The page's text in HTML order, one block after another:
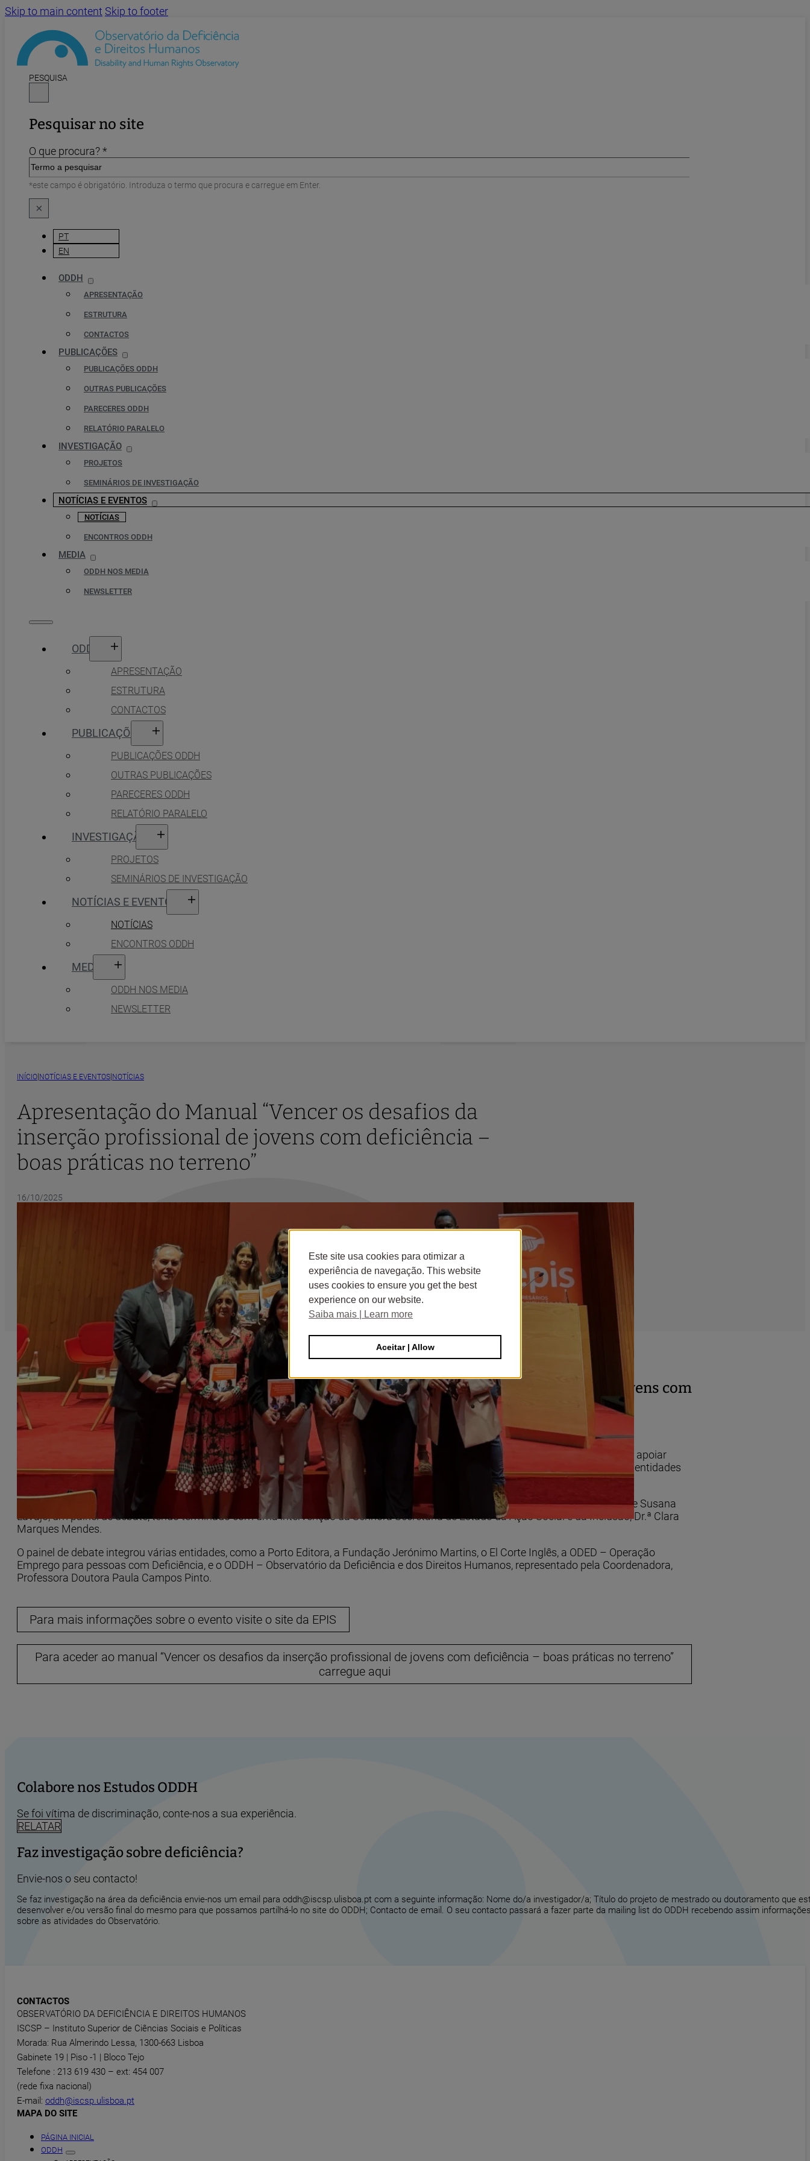
Skip to main content Skip to footer
PESQUISA
Pesquisar no site
O que procura? *
*este campo é obrigatório. Introduza o termo que procura e carregue em Enter.
×
PT
EN
ODDH
APRESENTAÇÃO
ESTRUTURA
CONTACTOS
PUBLICAÇÕES
PUBLICAÇÕES ODDH
OUTRAS PUBLICAÇÕES
PARECERES ODDH
RELATÓRIO PARALELO
INVESTIGAÇÃO
PROJETOS
SEMINÁRIOS DE INVESTIGAÇÃO
NOTÍCIAS E EVENTOS
NOTÍCIAS
ENCONTROS ODDH
MEDIA
ODDH NOS MEDIA
NEWSLETTER
ODDH
APRESENTAÇÃO
ESTRUTURA
CONTACTOS
PUBLICAÇÕES
PUBLICAÇÕES ODDH
OUTRAS PUBLICAÇÕES
PARECERES ODDH
RELATÓRIO PARALELO
INVESTIGAÇÃO
PROJETOS
SEMINÁRIOS DE INVESTIGAÇÃO
NOTÍCIAS E EVENTOS
NOTÍCIAS
ENCONTROS ODDH
MEDIA
ODDH NOS MEDIA
NEWSLETTER
INÍCIO| NOTÍCIAS E EVENTOS| NOTÍCIAS
Apresentação do Manual “Vencer os desafios da
inserção profissional de jovens com deficiência –
boas práticas no terreno”
16/10/2025
No passado dia 29 de setembro, o manual “Vencer os desafios da inserção profissional de jovens com
deficiência – boas práticas no terreno” foi apresentado, pela EPIS, na Culturgest.
Este manual constitui um guia que reúne estratégias implementadas no terreno, casos reais e recomendações objetivas, que visam apoiar
empregadores públicos e privados na criação de oportunidades de trabalho inclusivas. A EPIS pretende, ainda, reunir-se com várias entidades
relevantes para colocar em prática este objetivo.
Do programa da apresentação constou uma sessão de abertura, uma apresentação do manual pelas autoras, Sofia Sousa e Silva e Susana
Lavajo, um painel de debate, tendo terminado com uma intervenção da Senhora Secretária de Estado da Ação Social e da Inclusão, Dr.ª Clara
Marques Mendes.
O painel de debate integrou várias entidades, como a Porto Editora, a Fundação Jerónimo Martins, o El Corte Inglês, a ODED – Operação
Emprego para pessoas com Deficiência, e o ODDH – Observatório da Deficiência e dos Direitos Humanos, representado pela Coordenadora,
Professora Doutora Paula Campos Pinto.
Para mais informações sobre o evento visite o site da EPIS
Para aceder ao manual “Vencer os desafios da inserção profissional de jovens com deficiência – boas práticas no terreno”
carregue aqui
Colabore nos Estudos ODDH
Se foi vítima de discriminação, conte-nos a sua experiência.
RELATAR
Faz investigação sobre deficiência?
Envie-nos o seu contacto!
Se faz investigação na área da deficiência envie-nos um email para oddh@iscsp.ulisboa.pt com a seguinte informação: Nome do/a investigador/a; Título do projeto de mestrado ou doutoramento que
desenvolver e/ou versão final do mesmo para que possamos partilhá-lo no site do ODDH; Contacto de email. O seu contacto passará a fazer parte da mailing list do ODDH recebendo assim
sobre as atividades do Observatório.
CONTACTOS
OBSERVATÓRIO DA DEFICIÊNCIA E DIREITOS HUMANOS
ISCSP – Instituto Superior de Ciências Sociais e Políticas
Morada: Rua Almerindo Lessa, 1300-663 Lisboa
Gabinete 19 | Piso -1 | Bloco Tejo
Telefone : 213 619 430 – ext: 454 007
(rede fixa nacional)
E-mail: oddh@iscsp.ulisboa.pt
MAPA DO SITE
PÁGINA INICIAL
ODDH
Este site usa cookies para otimizar a
experiência de navegação. This website
uses cookies to ensure you get the best
experience on our website.
Saiba mais | Learn more
Aceitar | Allow